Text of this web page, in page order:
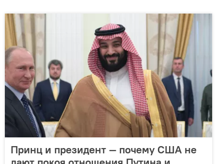
Принц и президент — почему США не